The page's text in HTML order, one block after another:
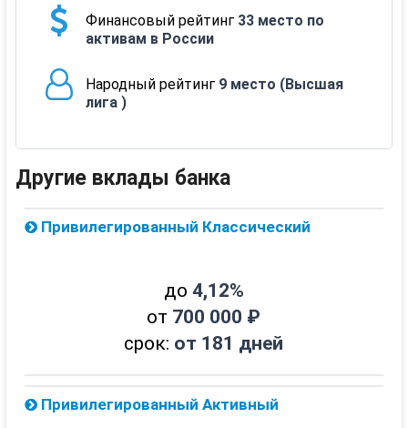
Финансовый рейтинг 33 место по
активам в России
Народный рейтинг 9 место (Высшая
лига )
Другие вклады банка
Привилегированный Классический
до 4,12%
от 700 000 ₽
срок: от 181 дней
Привилегированный Активный